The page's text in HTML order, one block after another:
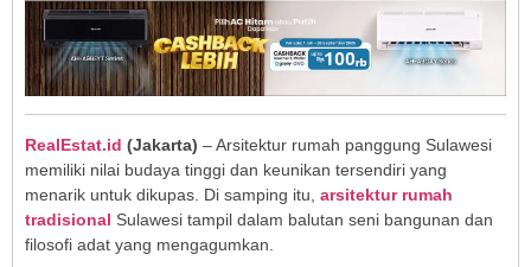
RealEstat.id (Jakarta) – Arsitektur rumah panggung Sulawesi
memiliki nilai budaya tinggi dan keunikan tersendiri yang
menarik untuk dikupas. Di samping itu, arsitektur rumah
tradisional Sulawesi tampil dalam balutan seni bangunan dan
filosofi adat yang mengagumkan.